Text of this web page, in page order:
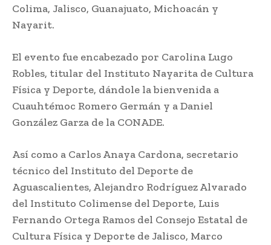
Colima, Jalisco, Guanajuato, Michoacán y
Nayarit.
El evento fue encabezado por Carolina Lugo
Robles, titular del Instituto Nayarita de Cultura
Física y Deporte, dándole la bienvenida a
Cuauhtémoc Romero Germán y a Daniel
González Garza de la CONADE.
Así como a Carlos Anaya Cardona, secretario
técnico del Instituto del Deporte de
Aguascalientes, Alejandro Rodríguez Alvarado
del Instituto Colimense del Deporte, Luis
Fernando Ortega Ramos del Consejo Estatal de
Cultura Física y Deporte de Jalisco, Marco